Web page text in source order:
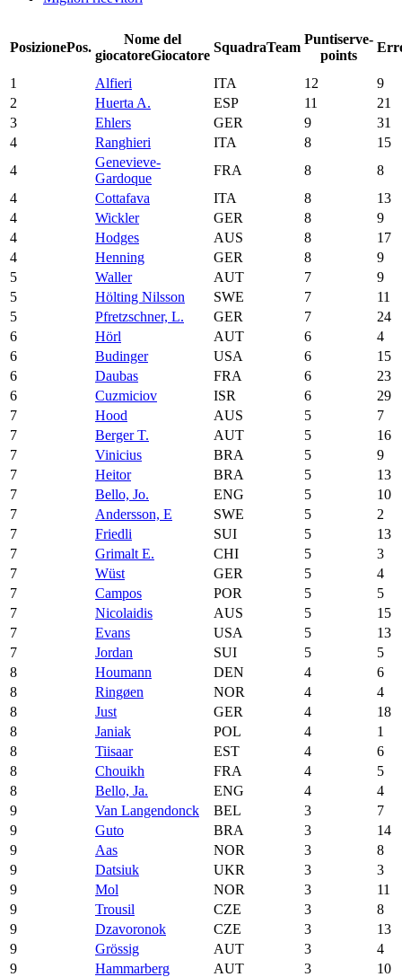
PosizionePos.
Nome del
giocatoreGiocatore
SquadraTeam
Puntiserve-
points
1 Alfieri ITA 12
9
2
Huerta A. ESP 11
21
3
Ehlers GER 9
31
4
Ranghieri ITA 8
15
4
Genevieve-
Gardoque
FRA 8
8
4
Cottafava ITA 8
13
4
Wickler GER 8
9
4
Hodges AUS 8
17
4
Henning GER 8
9
5
Waller AUT 7
9
5
Hölting Nilsson SWE 7
11
5
Pfretzschner, L. GER 7
24
6
Hörl AUT 6
4
6
Budinger USA 6
15
6
Daubas FRA 6
23
6
Cuzmiciov ISR 6
29
7
Hood AUS 5
7
7
Berger T. AUT 5
16
7
Vinicius BRA 5
9
7
Heitor BRA 5
13
7
Bello, Jo. ENG 5
10
7
Andersson, E SWE 5
2
7
Friedli SUI 5
13
7
Grimalt E. CHI 5
3
7
Wüst GER 5
4
7
Campos POR 5
5
7
Nicolaidis AUS 5
15
7
Evans USA 5
13
7
Jordan SUI 5
5
8
Houmann DEN 4
6
8
Ringøen NOR 4
4
8
Just GER 4
18
8
Janiak POL 4
1
8
Tiisaar EST 4
6
8
Chouikh FRA 4
5
8
Bello, Ja. ENG 4
4
9
Van Langendonck BEL 3
7
9
Guto BRA 3
14
9
Aas NOR 3
8
9
Datsiuk UKR 3
3
9
Mol NOR 3
11
9
Trousil CZE 3
8
9
Dzavoronok CZE 3
13
9
Grössig AUT 3
4
9
Hammarberg AUT 3
10